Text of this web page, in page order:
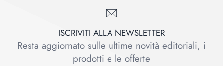
ISCRIVITI ALLA NEWSLETTER
Resta aggiornato sulle ultime novità editoriali, i
prodotti e le offerte